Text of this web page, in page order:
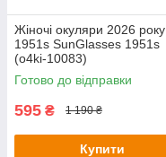
Жіночі окуляри 2026 року
1951s SunGlasses 1951s
(o4ki-10083)
Готово до відправки
595 ₴ 1 190 ₴
Купити